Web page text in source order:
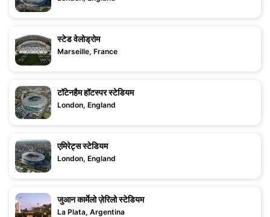
स्टेड वेलोड्रोम
Marseille, France
टॉटेनहैम हॉटस्पर स्टेडियम
London, England
एमिरेट्स स्टेडियम
London, England
जुआन कार्मेलो ज़ेरिलो स्टेडियम
La Plata, Argentina